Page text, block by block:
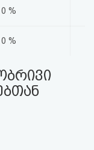
0 %
0 %